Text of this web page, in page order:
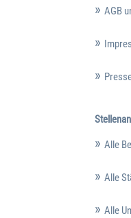
AGB
Alle
Alle
Alle